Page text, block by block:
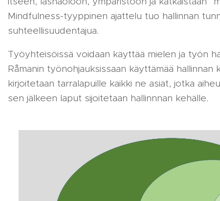
Mindfulness-tyyppinen ajattelu tuo hallinnan
suhteellisuudentajua.
Työyhteisöissä voidaan käyttää mielen ja työn
Råmanin työnohjauksissaan käyttämää hallinnan
kirjoitetaan tarralapuille kaikki ne asiat, jotka
sen jälkeen laput sijoitetaan hallinnnan kehälle.